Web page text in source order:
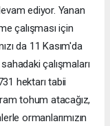
ediyor. Yanan
çalışması için
da 11 Kasım'da
çalışmaları
hektarı tabii
tohum atacağız,
ormanlarımızın